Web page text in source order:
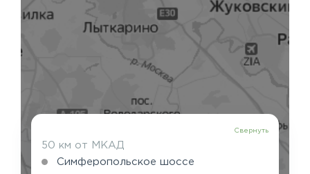
Свернуть
50 км от МКАД
Симферопольское шоссе